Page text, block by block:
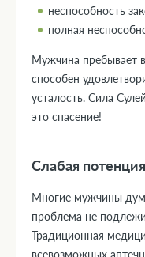
неспособность
полная
Мужчина пребывает
способен
усталость. Сила
это спасение!
Слабая
Многие мужчины
проблема не
Традиционная
всевозможных